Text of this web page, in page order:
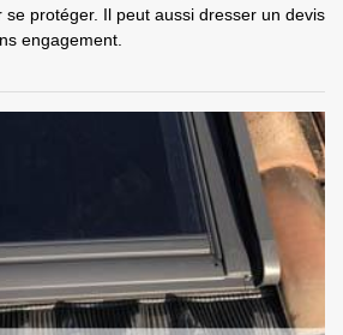
protéger. Il peut aussi dresser un devis
engagement.